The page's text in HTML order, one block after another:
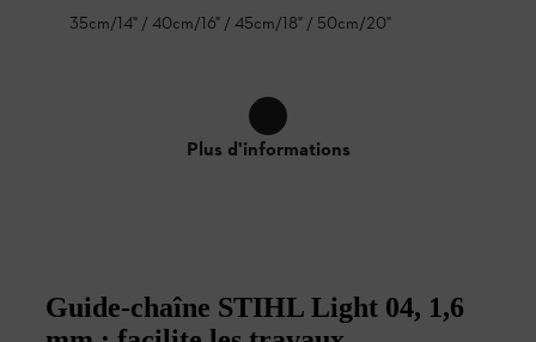
35cm/14" / 40cm/16" / 45cm/18" / 50cm/20"
Plus d'informations
Guide-chaîne STIHL Light 04, 1,6